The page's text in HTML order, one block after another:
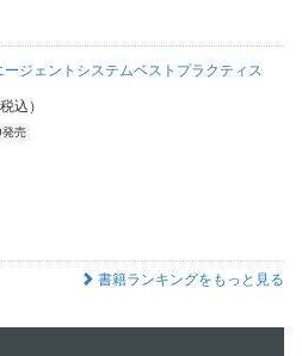
ージェントシステムベストプラクティス
込）
売
書籍ランキングをもっと見る